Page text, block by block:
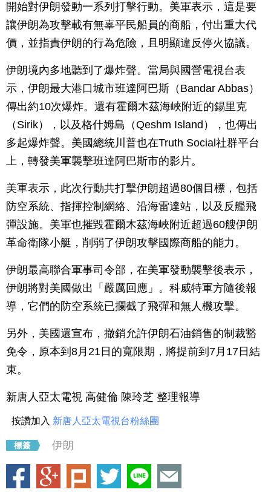
開始對伊朗發動一系列打擊行動。美軍表示，這是要
讓伊朗為攻擊載有無辜平民船員的商船，付出重大代
價，並指責伊朗的行為危險，且明顯違反停火協議。
伊朗境內多地聽到了爆炸聲。當局與國營電視台表
示，伊朗最大港口城市班達阿巴斯（Bandar Abbas）
傳出約10次爆炸。還有霍爾木茲海峽附近的錫里克
（Sirik），以及格什姆島（Qeshm Island），也傳出
多起爆炸聲。美國總統川普也在Truth Social社群平台
上，轉發美軍襲擊班達阿巴斯市的影片。
美軍表示，此次行動共打擊伊朗超過80個目標，包括
防空系統、指揮控制網絡、沿海雷達站，以及反艦飛
彈設施。美軍也摧毀霍爾木茲海峽附近超過60艘伊朗
革命衛隊小艇，削弱了伊朗攻擊國際商船的能力。
伊朗最高聯合軍事司令部，在美軍發動襲擊後表示，
伊朗將對美國做出「嚴厲回應」。科威特軍方隨後報
導，它們的防空系統已攔截了飛彈和無人機攻擊。
另外，美國還宣布，撤銷允許伊朗石油銷售的制裁豁
免令，原本到8月21日的寬限期，將提前到7月17日結
束。
新唐人亞太電視 高健倫 陳玲芝 整理報導
按讚加入 新唐人亞太電視台粉絲團
伊朗